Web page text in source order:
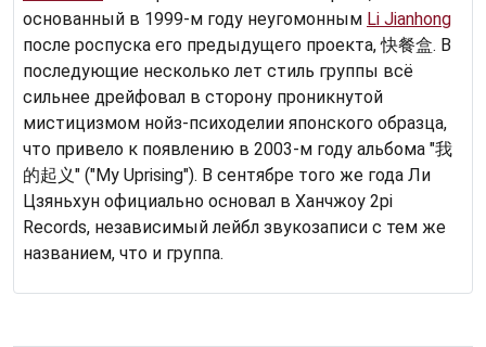
основанный в 1999-м году неугомонным Li Jianhong
после роспуска его предыдущего проекта, 快餐盒. В
последующие несколько лет стиль группы всё
сильнее дрейфовал в сторону проникнутой
мистицизмом нойз-психоделии японского образца,
что привело к появлению в 2003-м году альбома "我
的起义" ("My Uprising"). В сентябре того же года Ли
Цзяньхун официально основал в Ханчжоу 2pi
Records, независимый лейбл звукозаписи с тем же
названием, что и группа.